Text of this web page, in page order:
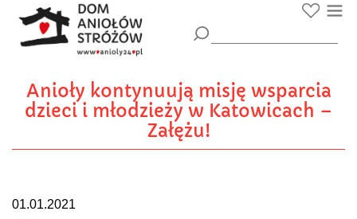
Anioły kontynuują misję wsparcia
dzieci i młodzieży w Katowicach –
Załężu!
01.01.2021